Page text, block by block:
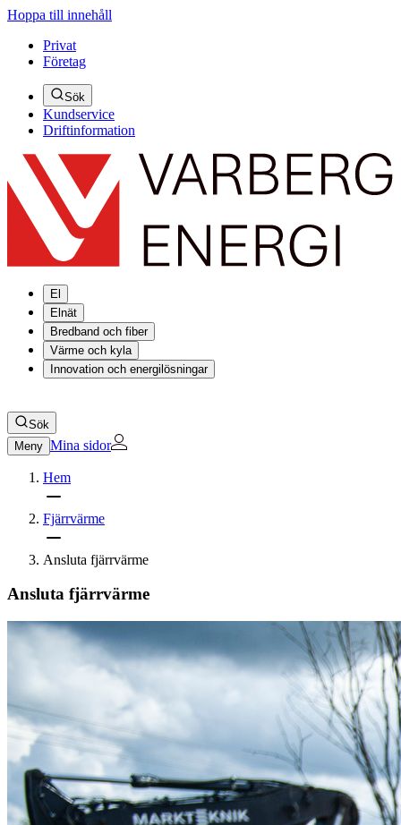
Hoppa till innehåll
Privat
Företag
Sök
Kundservice
Driftinformation
El
Elnät
Bredband och fiber
Värme och kyla
Innovation och energilösningar
Sök
Meny Mina sidor
Hem
Fjärrvärme
Ansluta fjärrvärme
Ansluta fjärrvärme